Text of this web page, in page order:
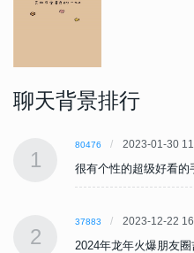
聊天背景排行
1
80476 2023-01-30
很有个性的超级好看
2
37883 2023-12-22
2024年龙年火爆朋友